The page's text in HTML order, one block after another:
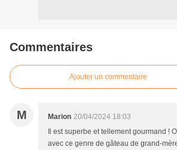
Commentaires
Ajouter un commentaire
M Marion 20/04/2024 18:03
Il est superbe et tellement gourmand !
avec ce genre de gâteau de grand-